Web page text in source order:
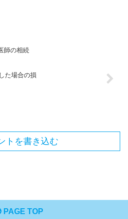
師の相続
た場合の損
トを書き込む
PAGE TOP